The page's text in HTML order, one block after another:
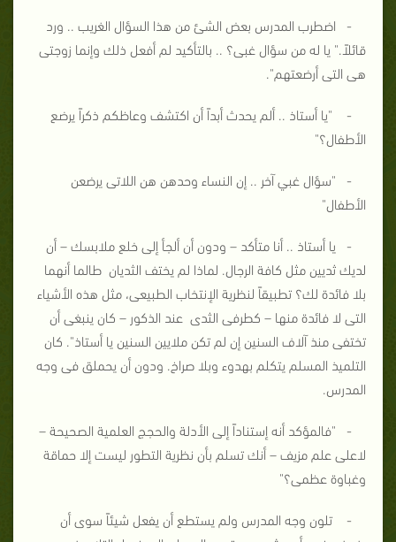
- اضطرب المدرس بعض الشئ من هذا السؤال الغريب .. ورد
قائلاً." يا له من سؤال غبى؟ .. بالتأكيد لم أفعل ذلك وإنما زوجتى
هى التى أرضعتهم".
- "يا أستاذ .. ألم يحدث أبداً أن اكتشف وعاظكم ذكراً يرضع
الأطفال؟"
- "سؤال غبي آخر .. إن النساء وحدهن هن اللاتى يرضعن
الأطفال"
- يا أستاذ .. أنا متأكد – ودون أن ألجأ إلى خلع ملابسك – أن
لديك ثديين مثل كافة الرجال. لماذا لم يختف الثديان طالما أنهما
بلا فائدة لك؟ تطبيقاً لنظرية الإنتخاب الطبيعى، مثل هذه الأشياء
التى لا فائدة منها – كطرفى الثدى عند الذكور – كان ينبغى أن
تختفى منذ آلاف السنين إن لم تكن ملايين السنين يا أستاذ". كان
التلميذ المسلم يتكلم بهدوء وبلا صراخ. ودون أن يحملق فى وجه
المدرس.
- "فالمؤكد أنه إستناداً إلى الأدلة والحجج العلمية الصحيحة –
لاعلى علم مزيف – أنك تسلم بأن نظرية التطور ليست إلا حماقة
وغباوة عظمى؟"
- تلون وجه المدرس ولم يستطع أن يفعل شيئاً سوى أن